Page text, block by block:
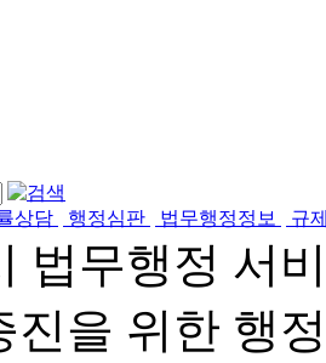
상담 행정심판 법무행정정보 규
법무행정 서
진을 위한 행